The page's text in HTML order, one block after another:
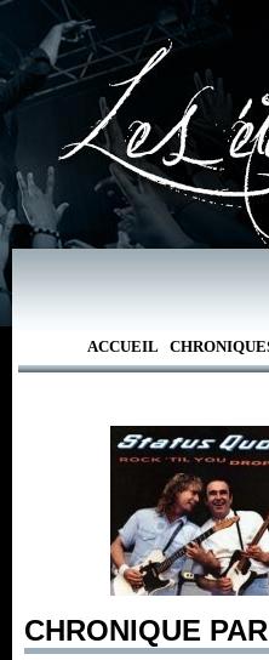
ACCUEIL
CHRONIQUE